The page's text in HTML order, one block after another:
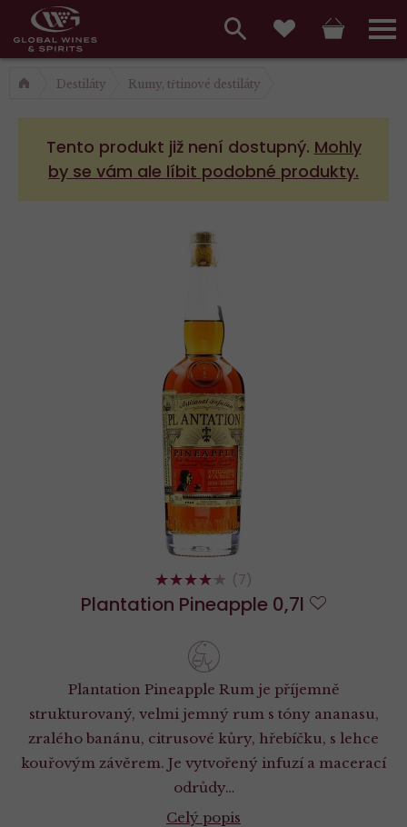
Hlavní
menu,
košík,
vyhledávání,
přihlášení
menu
Destiláty Rumy, třtinové destiláty
Tento produkt již není dostupný. Mohly
by se vám ale líbit podobné produkty.
Plantation Pineapple 0,7l
82% (7)
Plantation Pineapple Rum je příjemně
strukturovaný, velmi jemný rum s tóny ananasu,
zralého banánu, citrusové kůry, hřebíčku, s lehce
kouřovým závěrem. Je vytvořený infuzí a macerací
odrůdy…
Celý popis